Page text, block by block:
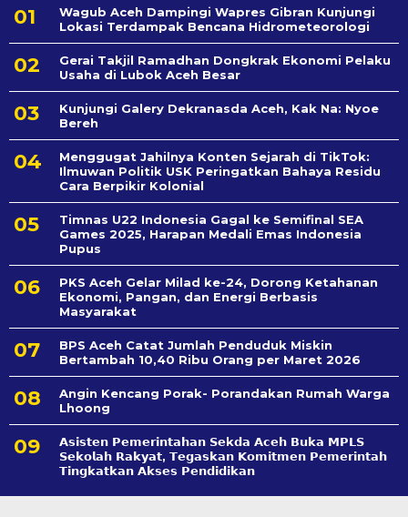
Wagub Aceh Dampingi Wapres Gibran Kunjungi
Lokasi Terdampak Bencana Hidrometeorologi
Gerai Takjil Ramadhan Dongkrak Ekonomi Pelaku
Usaha di Lubok Aceh Besar
Kunjungi Galery Dekranasda Aceh, Kak Na: Nyoe
Bereh
Menggugat Jahilnya Konten Sejarah di TikTok:
Ilmuwan Politik USK Peringatkan Bahaya Residu
Cara Berpikir Kolonial
Timnas U22 Indonesia Gagal ke Semifinal SEA
Games 2025, Harapan Medali Emas Indonesia
Pupus
PKS Aceh Gelar Milad ke-24, Dorong Ketahanan
Ekonomi, Pangan, dan Energi Berbasis
Masyarakat
BPS Aceh Catat Jumlah Penduduk Miskin
Bertambah 10,40 Ribu Orang per Maret 2026
Angin Kencang Porak- Porandakan Rumah Warga
Lhoong
𝗔𝘀𝗶𝘀𝘁𝗲𝗻 𝗣𝗲𝗺𝗲𝗿𝗶𝗻𝘁𝗮𝗵𝗮𝗻 𝗦𝗲k𝗱𝗮 𝗔𝗰𝗲𝗵 𝗕𝘂𝗸𝗮 𝗠𝗣𝗟𝗦
𝗦𝗲𝗸𝗼𝗹𝗮𝗵 𝗥𝗮𝗸𝘆𝗮𝘁, 𝗧𝗲𝗴𝗮𝘀𝗸𝗮𝗻 𝗞𝗼𝗺𝗶𝘁𝗺𝗲𝗻 𝗣𝗲𝗺𝗲𝗿𝗶𝗻𝘁𝗮𝗵
𝗧𝗶𝗻𝗴𝗸𝗮𝘁𝗸𝗮𝗻 𝗔𝗸𝘀𝗲𝘀 𝗣𝗲𝗻𝗱𝗶𝗱𝗶𝗸𝗮𝗻